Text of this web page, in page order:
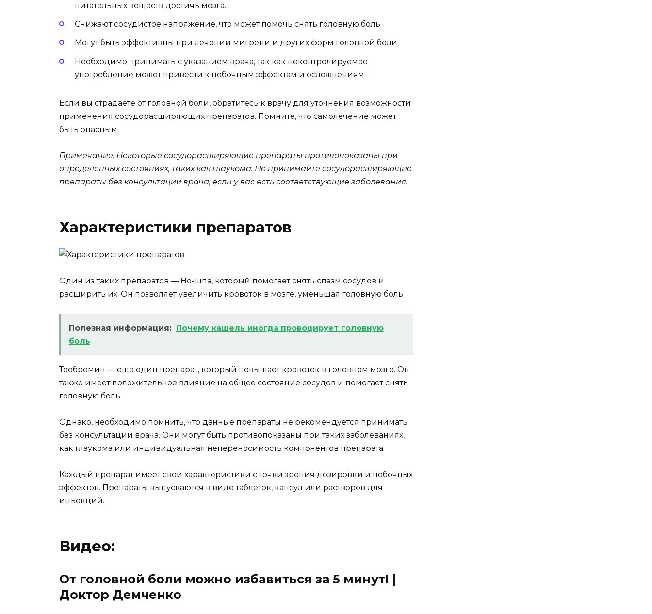
питательных веществ достичь мозга.
Снижают сосудистое напряжение, что может помочь снять головную боль.
Могут быть эффективны при лечении мигрени и других форм головной боли.
Необходимо принимать с указанием врача, так как неконтролируемое
употребление может привести к побочным эффектам и осложнениям.
Если вы страдаете от головной боли, обратитесь к врачу для уточнения возможности
применения сосудорасширяющих препаратов. Помните, что самолечение может
быть опасным.
Примечание: Некоторые сосудорасширяющие препараты противопоказаны при
определенных состояниях, таких как глаукома. Не принимайте сосудорасширяющие
препараты без консультации врача, если у вас есть соответствующие заболевания.
Характеристики препаратов
Один из таких препаратов — Но-шпа, который помогает снять спазм сосудов и
расширить их. Он позволяет увеличить кровоток в мозге, уменьшая головную боль.
Полезная информация: Почему кашель иногда провоцирует головную
боль
Теобромин — еще один препарат, который повышает кровоток в головном мозге. Он
также имеет положительное влияние на общее состояние сосудов и помогает снять
головную боль.
Однако, необходимо помнить, что данные препараты не рекомендуется принимать
без консультации врача. Они могут быть противопоказаны при таких заболеваниях,
как глаукома или индивидуальная непереносимость компонентов препарата.
Каждый препарат имеет свои характеристики с точки зрения дозировки и побочных
эффектов. Препараты выпускаются в виде таблеток, капсул или растворов для
инъекций.
Видео:
От головной боли можно избавиться за 5 минут! |
Доктор Демченко